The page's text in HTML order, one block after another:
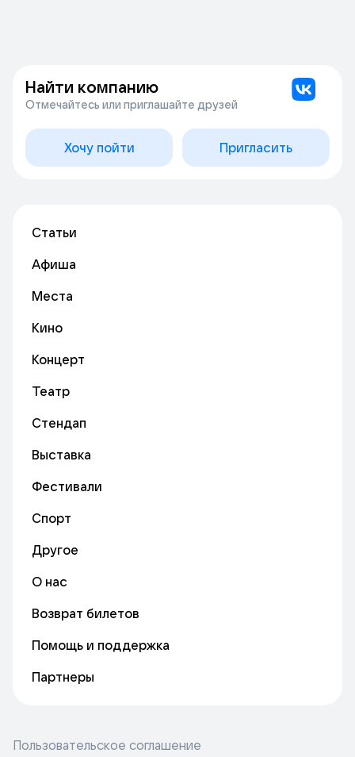
Найти компанию
Отмечайтесь или приглашайте друзей
Хочу пойти Пригласить
Статьи
Афиша
Места
Кино
Концерт
Театр
Стендап
Выставка
Фестивали
Спорт
Другое
О нас
Возврат билетов
Помощь и поддержка
Партнеры
Пользовательское соглашение